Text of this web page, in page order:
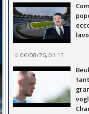
06/08/26, 01:15